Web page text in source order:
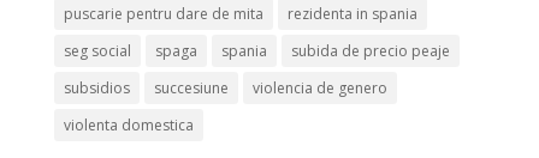
puscarie pentru dare de mita
rezidenta in spania
seg social
spaga spania
subida de precio peaje
subsidios
succesiune
violencia de genero
violenta domestica